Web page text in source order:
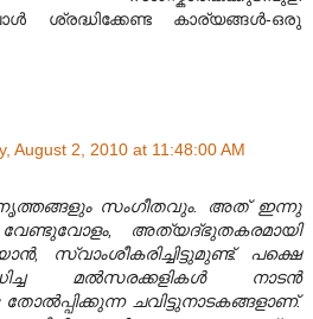
ശ്രദ്ധിക്കേണ്ട കാര്യങ്ങൾ-ഒരു
August 2, 2010 at 11:48:00 AM
നൃത്തങ്ങളും സംഗീതവും. അത് ഇന്നു
അത്യദ്ഭുതകരമായി
സ്വാംശീകരിച്ചിട്ടുമുണ്ട്. പക്ഷെ
മൽസരക്കളികൾ നാടൻ
തോൽ‌പ്പിക്കുന്ന ചവിട്ടുനാടകങ്ങളാണ്.